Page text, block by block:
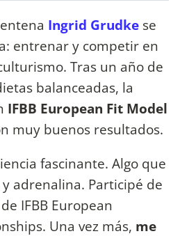
Ingrid Grudke se
entrenar y competir en
Tras un año de
balanceadas, la
IFBB European Fit Model
muy buenos resultados.
fascinante. Algo que
adrenalina. Participé de
IFBB European
Una vez más, me